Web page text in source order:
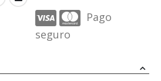
Pago
seguro